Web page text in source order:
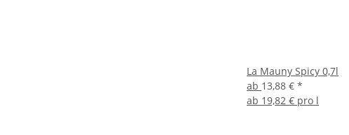
La Mauny Spicy 0,7l
ab 13,88 € *
ab 19,82 € pro l